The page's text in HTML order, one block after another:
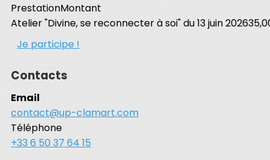
PrestationMontant
Atelier "Divine, se reconnecter à soi" du 13 juin 2026
Je participe !
Contacts
Email
contact@up-clamart.com
Téléphone
+33 6 50 37 64 15